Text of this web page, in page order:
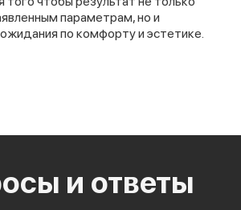
параметрам, но и
по комфорту и эстетике.
и ответы